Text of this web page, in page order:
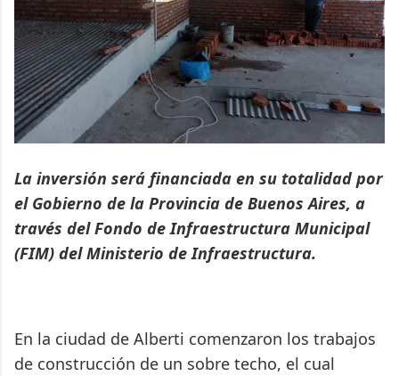
La inversión será financiada en su totalidad por
el Gobierno de la Provincia de Buenos Aires, a
través del Fondo de Infraestructura Municipal
(FIM) del Ministerio de Infraestructura.
En la ciudad de Alberti comenzaron los trabajos
de construcción de un sobre techo, el cual